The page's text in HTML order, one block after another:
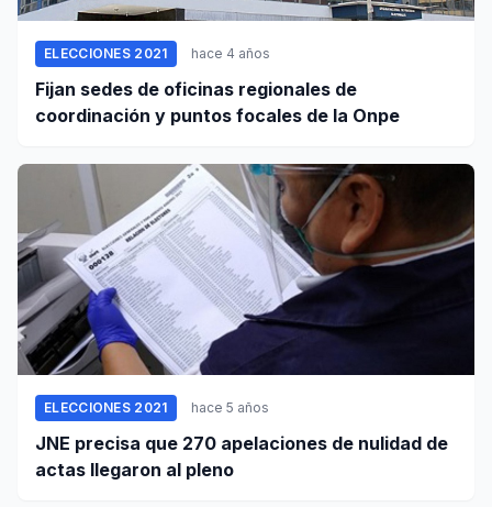
ELECCIONES 2021 hace 4 años
Fijan sedes de oficinas regionales de
coordinación y puntos focales de la Onpe
ELECCIONES 2021 hace 5 años
JNE precisa que 270 apelaciones de nulidad de
actas llegaron al pleno